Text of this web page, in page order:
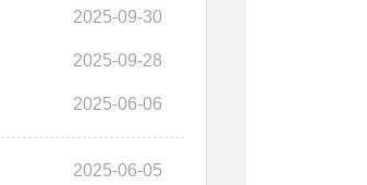
2025-09-30
2025-09-28
2025-06-06
2025-06-05